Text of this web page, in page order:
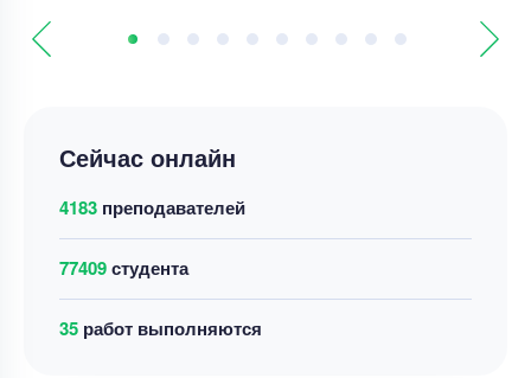
Сейчас онлайн
4183 преподавателей
77409студента
42 работ выполняются